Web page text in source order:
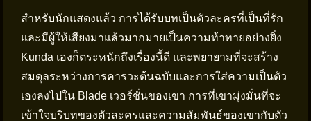
สำหรับนักแสดงแล้ว การได้รับบทเป็นตัวละครที่เป็นที่รัก
และมีผู้ให้เสียงมาแล้วมากมายเป็นความท้าทายอย่างยิ่ง
Kunda เองก็ตระหนักถึงเรื่องนี้ดี และพยายามที่จะสร้าง
สมดุลระหว่างการคารวะต้นฉบับและการใส่ความเป็นตัว
เองลงไปใน Blade เวอร์ชั่นของเขา การที่เขามุ่งมั่นที่จะ
เข้าใจบริบทของตัวละครและความสัมพันธ์ของเขากับตัว